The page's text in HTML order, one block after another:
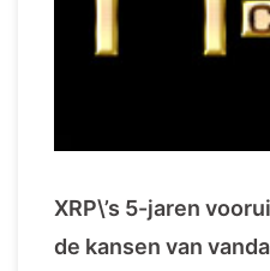
XRP\’s 5-jaren
de kansen van